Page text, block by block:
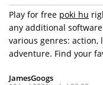
Play for free poki hu
any additional
various genres: action,
adventure. Find your
JamesGoogs